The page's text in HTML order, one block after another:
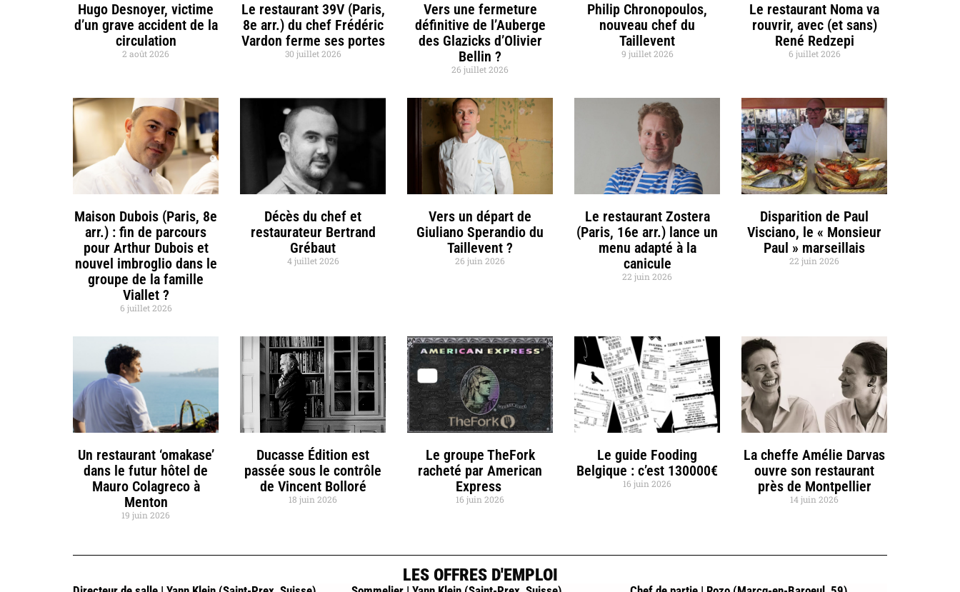
Hugo Desnoyer, victime
d’un grave accident de la
circulation
2 août 2026
Le restaurant 39V (Paris,
8e arr.) du chef Frédéric
Vardon ferme ses portes
30 juillet 2026
Vers une fermeture
définitive de l’Auberge
des Glazicks d’Olivier
Bellin ?
26 juillet 2026
Philip Chronopoulos,
nouveau chef du
Taillevent
9 juillet 2026
Le restaurant Noma va
rouvrir, avec (et sans)
René Redzepi
6 juillet 2026
Maison Dubois (Paris, 8e
arr.) : fin de parcours
pour Arthur Dubois et
nouvel imbroglio dans le
groupe de la famille
Viallet ?
6 juillet 2026
Décès du chef et
restaurateur Bertrand
Grébaut
4 juillet 2026
Vers un départ de
Giuliano Sperandio du
Taillevent ?
26 juin 2026
Le restaurant Zostera
(Paris, 16e arr.) lance un
menu adapté à la
canicule
22 juin 2026
Disparition de Paul
Visciano, le « Monsieur
Paul » marseillais
22 juin 2026
Un restaurant ‘omakase’
dans le futur hôtel de
Mauro Colagreco à
Menton
19 juin 2026
Ducasse Édition est
passée sous le contrôle
de Vincent Bolloré
18 juin 2026
Le groupe TheFork
racheté par American
Express
16 juin 2026
Le guide Fooding
Belgique : c’est 130000€
16 juin 2026
La cheffe Amélie Darvas
ouvre son restaurant
près de Montpellier
14 juin 2026
LES OFFRES D'EMPLOI